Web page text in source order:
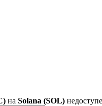
на Solana (SOL)